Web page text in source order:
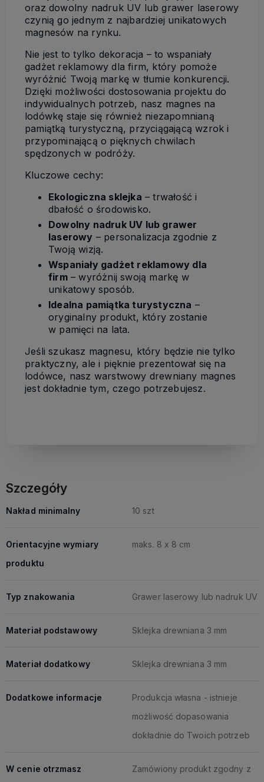
oraz dowolny nadruk UV lub grawer laserowy
czynią go jednym z najbardziej unikatowych
magnesów na rynku.
Nie jest to tylko dekoracja – to wspaniały
gadżet reklamowy dla firm, który pomoże
wyróżnić Twoją markę w tłumie konkurencji.
Dzięki możliwości dostosowania projektu do
indywidualnych potrzeb, nasz magnes na
lodówkę staje się również niezapomnianą
pamiątką turystyczną, przyciągającą wzrok i
przypominającą o pięknych chwilach
spędzonych w podróży.
Kluczowe cechy:
Ekologiczna sklejka – trwałość i
dbałość o środowisko.
Dowolny nadruk UV lub grawer
laserowy – personalizacja zgodnie z
Twoją wizją.
Wspaniały gadżet reklamowy dla
firm– wyróżnij swoją markę w
unikatowy sposób.
Idealna pamiątka turystyczna –
oryginalny produkt, który zostanie
w pamięci na lata.
Jeśli szukasz magnesu, który będzie nie tylko
praktyczny, ale i pięknie prezentował się na
lodówce, nasz warstwowy drewniany magnes
jest dokładnie tym, czego potrzebujesz.
Szczegóły
Nakład minimalny 10 szt
Orientacyjne wymiary
produktu
maks. 8 x 8 cm
Typ znakowania Grawer laserowy lub nadruk UV
Materiał podstawowy Sklejka drewniana 3 mm
Materiał dodatkowy Sklejka drewniana 3 mm
Dodatkowe informacje
Produkcja własna - istnieje
możliwość dopasowania
dokładnie do Twoich potrzeb
W cenie otrzmasz
Zamówiony produkt zgodny z